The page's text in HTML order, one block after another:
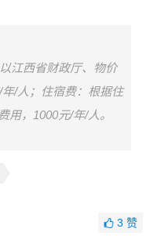
江西省财政厅、物价
/人；住宿费：根据住
用，1000元/年/人。
3赞